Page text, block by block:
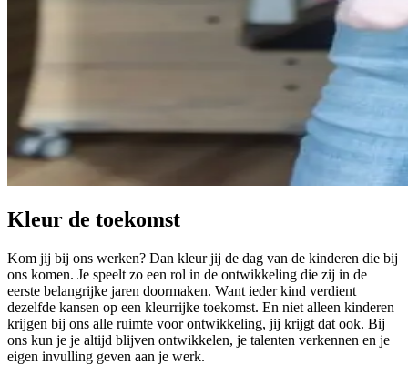
Kleur de toekomst
Kom jij bij ons werken? Dan kleur jij de dag van de kinderen die bij
ons komen. Je speelt zo een rol in de ontwikkeling die zij in de
eerste belangrijke jaren doormaken. Want ieder kind verdient
dezelfde kansen op een kleurrijke toekomst. En niet alleen kinderen
krijgen bij ons alle ruimte voor ontwikkeling, jij krijgt dat ook. Bij
ons kun je je altijd blijven ontwikkelen, je talenten verkennen en je
eigen invulling geven aan je werk.